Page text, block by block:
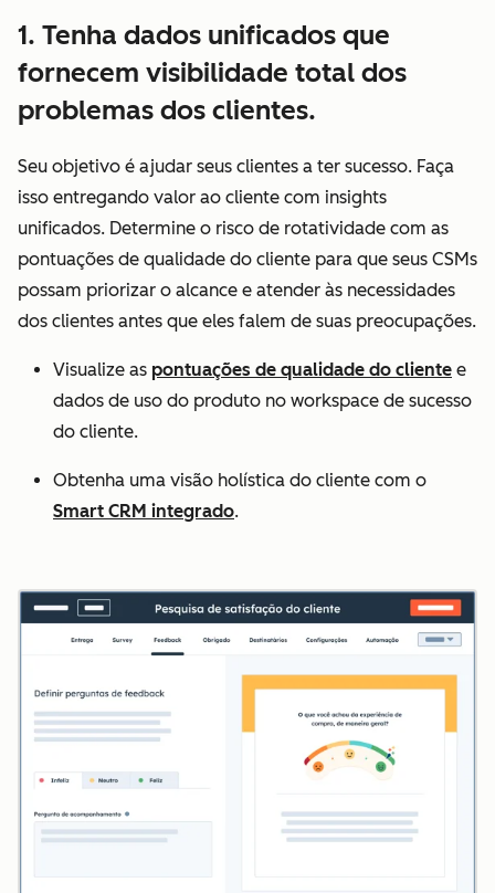
1. Tenha dados unificados que
fornecem visibilidade total dos
problemas dos clientes.
Seu objetivo é ajudar seus clientes a ter sucesso. Faça
isso entregando valor ao cliente com insights
unificados. Determine o risco de rotatividade com as
pontuações de qualidade do cliente para que seus CSMs
possam priorizar o alcance e atender às necessidades
dos clientes antes que eles falem de suas preocupações.
Visualize as pontuações de qualidade do cliente e
dados de uso do produto no workspace de sucesso
do cliente.
Obtenha uma visão holística do cliente com o
Smart CRM integrado.